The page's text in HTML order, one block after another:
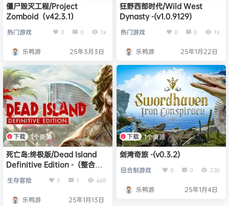
僵尸毁灭工程/Project
Zomboid（v42.3.1）
热门游戏 0 0 1k
乐鸭游 25年3月3日
狂野西部时代/Wild West
Dynasty -(v1.0.9129)
热门游戏 0 0 1k
乐鸭游 25年1月22日
下载 1个资源
死亡岛:终极版/Dead Island
Definitive Edition -（整合
生存冒险 0 1 465
乐鸭游 25年1月13日
下载 1个资源
剑湾奇旅 -(v0.3.2)
回合制游戏 0 0 230
乐鸭游 25年1月4日